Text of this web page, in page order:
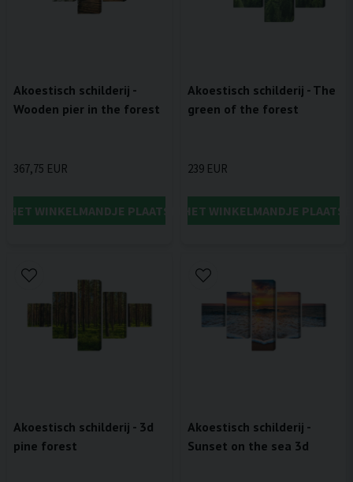
Akoestisch schilderij -
Wooden pier in the forest
367,75 EUR
HET WINKELMANDJE PLAATSEN
Akoestisch schilderij - The
green of the forest
239 EUR
IN HET WINKELMANDJE
Akoestisch schilderij - 3d
pine forest
Akoestisch schilderij -
Sunset on the sea 3d